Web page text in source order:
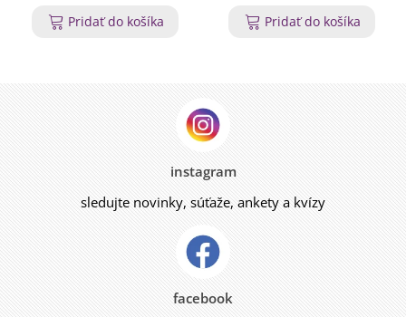
Pridať do košíka
Pridať do košíka
instagram
sledujte novinky, súťaže, ankety a kvízy
facebook